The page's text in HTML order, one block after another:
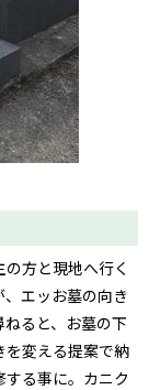
方と現地へ行く
エッお墓の向き
ると、お墓の下
を変える提案で納
る事に。カニク